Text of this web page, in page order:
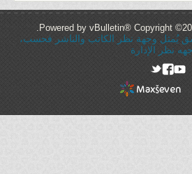
Powered by vBulletin® Copyright
يُمثل وجهة نظر الكاتب والناشر فحسب،
نظر الإدارة